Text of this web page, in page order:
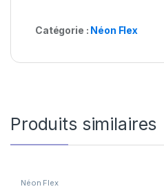
Catégorie : Néon Flex
Produits similaires
Néon Flex